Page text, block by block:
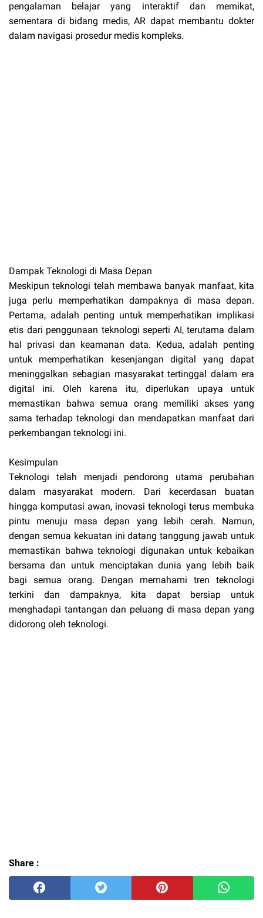
pengalaman belajar yang interaktif dan memikat,
sementara di bidang medis, AR dapat membantu dokter
dalam navigasi prosedur medis kompleks.
Dampak Teknologi di Masa Depan
Meskipun teknologi telah membawa banyak manfaat, kita
juga perlu memperhatikan dampaknya di masa depan.
Pertama, adalah penting untuk memperhatikan implikasi
etis dari penggunaan teknologi seperti AI, terutama dalam
hal privasi dan keamanan data. Kedua, adalah penting
untuk memperhatikan kesenjangan digital yang dapat
meninggalkan sebagian masyarakat tertinggal dalam era
digital ini. Oleh karena itu, diperlukan upaya untuk
memastikan bahwa semua orang memiliki akses yang
sama terhadap teknologi dan mendapatkan manfaat dari
perkembangan teknologi ini.
Kesimpulan
Teknologi telah menjadi pendorong utama perubahan
dalam masyarakat modern. Dari kecerdasan buatan
hingga komputasi awan, inovasi teknologi terus membuka
pintu menuju masa depan yang lebih cerah. Namun,
dengan semua kekuatan ini datang tanggung jawab untuk
memastikan bahwa teknologi digunakan untuk kebaikan
bersama dan untuk menciptakan dunia yang lebih baik
bagi semua orang. Dengan memahami tren teknologi
terkini dan dampaknya, kita dapat bersiap untuk
menghadapi tantangan dan peluang di masa depan yang
didorong oleh teknologi.
Share :